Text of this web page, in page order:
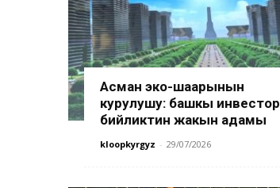
Асман эко-шаарынын
курулушу: башкы инвестор
бийликтин жакын адамы
kloopkyrgyz - 29/07/2026